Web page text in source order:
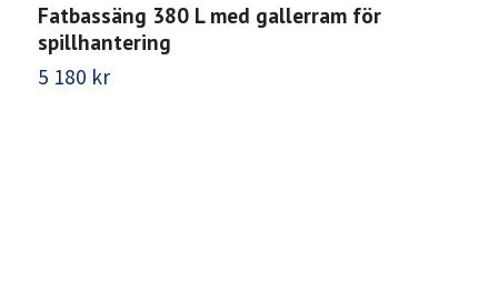
Fatbassäng 380 L med gallerram för
spillhantering
5 180 kr